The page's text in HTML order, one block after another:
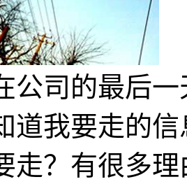
公司的最后
道我要走的
走？有很多